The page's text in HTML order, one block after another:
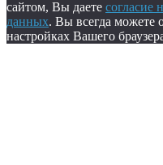
сайтом, Вы даете согласие
данных. Вы всегда можете
настройках Вашего